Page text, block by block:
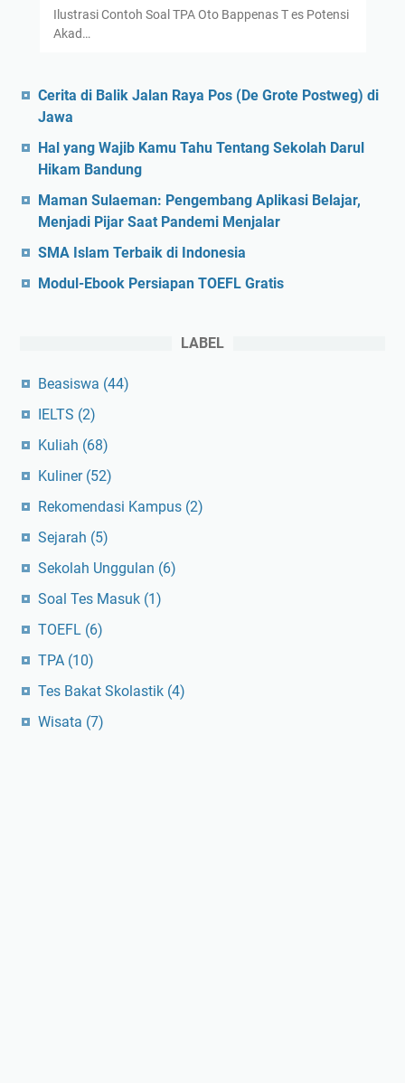
Ilustrasi Contoh Soal TPA Oto Bappenas T es Potensi
Akad…
Cerita di Balik Jalan Raya Pos (De Grote Postweg) di
Jawa
Hal yang Wajib Kamu Tahu Tentang Sekolah Darul
Hikam Bandung
Maman Sulaeman: Pengembang Aplikasi Belajar,
Menjadi Pijar Saat Pandemi Menjalar
SMA Islam Terbaik di Indonesia
Modul-Ebook Persiapan TOEFL Gratis
LABEL
Beasiswa (44)
IELTS (2)
Kuliah (68)
Kuliner (52)
Rekomendasi Kampus (2)
Sejarah (5)
Sekolah Unggulan (6)
Soal Tes Masuk (1)
TOEFL (6)
TPA (10)
Tes Bakat Skolastik (4)
Wisata (7)